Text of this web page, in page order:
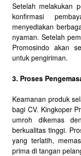
Setelah melakukan
konfirmasi
menyediakan
nyaman. Setelah
Promosindo akan
untuk pengiriman.
3. Proses
Keamanan produk
bagi CV. Kingkoper
umroh dikemas
berkualitas tinggi.
yang terlatih,
prima di tangan